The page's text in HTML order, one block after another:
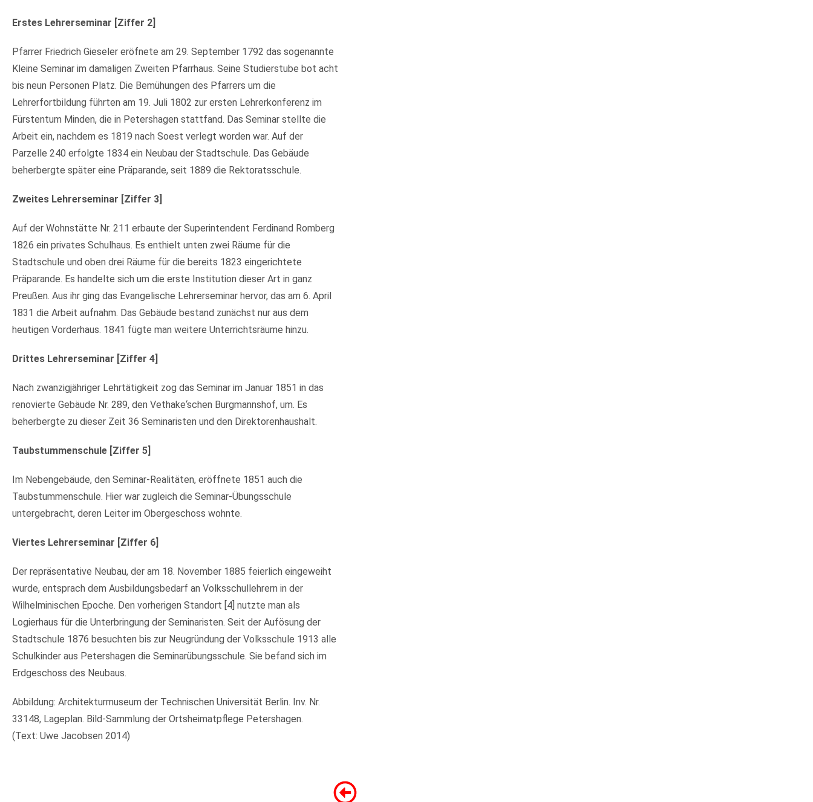
Erstes Lehrerseminar [Ziffer 2]
Pfarrer Friedrich Gieseler eröfnete am 29. September 1792 das sogenannte
Kleine Seminar im damaligen Zweiten Pfarrhaus. Seine Studierstube bot acht
bis neun Personen Platz. Die Bemühungen des Pfarrers um die
Lehrerfortbildung führten am 19. Juli 1802 zur ersten Lehrerkonferenz im
Fürstentum Minden, die in Petershagen stattfand. Das Seminar stellte die
Arbeit ein, nachdem es 1819 nach Soest verlegt worden war. Auf der
Parzelle 240 erfolgte 1834 ein Neubau der Stadtschule. Das Gebäude
beherbergte später eine Präparande, seit 1889 die Rektoratsschule.
Zweites Lehrerseminar [Ziffer 3]
Auf der Wohnstätte Nr. 211 erbaute der Superintendent Ferdinand Romberg
1826 ein privates Schulhaus. Es enthielt unten zwei Räume für die
Stadtschule und oben drei Räume für die bereits 1823 eingerichtete
Präparande. Es handelte sich um die erste Institution dieser Art in ganz
Preußen. Aus ihr ging das Evangelische Lehrerseminar hervor, das am 6. April
1831 die Arbeit aufnahm. Das Gebäude bestand zunächst nur aus dem
heutigen Vorderhaus. 1841 fügte man weitere Unterrichtsräume hinzu.
Drittes Lehrerseminar [Ziffer 4]
Nach zwanzigjähriger Lehrtätigkeit zog das Seminar im Januar 1851 in das
renovierte Gebäude Nr. 289, den Vethake‘schen Burgmannshof, um. Es
beherbergte zu dieser Zeit 36 Seminaristen und den Direktorenhaushalt.
Taubstummenschule [Ziffer 5]
Im Nebengebäude, den Seminar-Realitäten, eröffnete 1851 auch die
Taubstummenschule. Hier war zugleich die Seminar-Übungsschule
untergebracht, deren Leiter im Obergeschoss wohnte.
Viertes Lehrerseminar [Ziffer 6]
Der repräsentative Neubau, der am 18. November 1885 feierlich eingeweiht
wurde, entsprach dem Ausbildungsbedarf an Volksschullehrern in der
Wilhelminischen Epoche. Den vorherigen Standort [4] nutzte man als
Logierhaus für die Unterbringung der Seminaristen. Seit der Aufösung der
Stadtschule 1876 besuchten bis zur Neugründung der Volksschule 1913 alle
Schulkinder aus Petershagen die Seminarübungsschule. Sie befand sich im
Erdgeschoss des Neubaus.
Abbildung: Architekturmuseum der Technischen Universität Berlin. Inv. Nr.
33148, Lageplan. Bild-Sammlung der Ortsheimatpflege Petershagen.
(Text: Uwe Jacobsen 2014)